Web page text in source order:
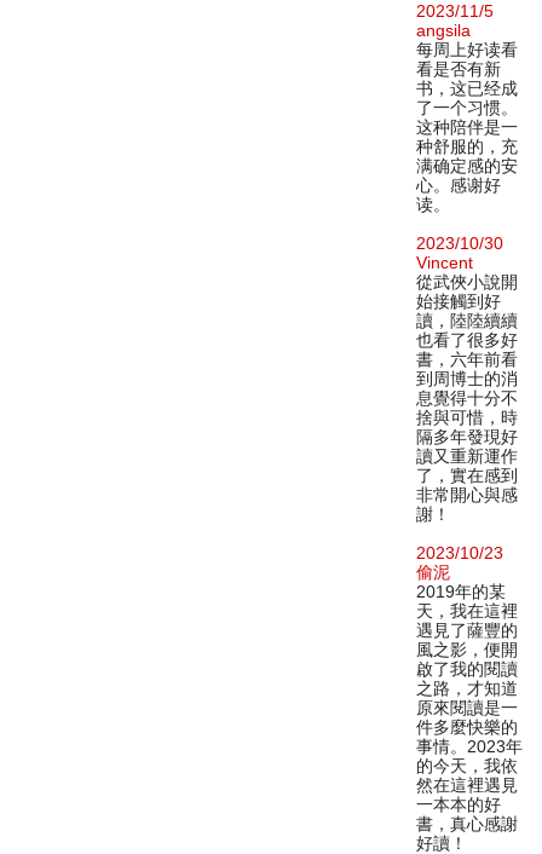
2023/11/5
angsila
每周上好读看
看是否有新
书，这已经成
了一个习惯。
这种陪伴是一
种舒服的，充
满确定感的安
心。感谢好
读。
2023/10/30
Vincent
從武俠小說開
始接觸到好
讀，陸陸續續
也看了很多好
書，六年前看
到周博士的消
息覺得十分不
捨與可惜，時
隔多年發現好
讀又重新運作
了，實在感到
非常開心與感
謝！
2023/10/23
偷泥
2019年的某
天，我在這裡
遇見了薩豐的
風之影，便開
啟了我的閱讀
之路，才知道
原來閱讀是一
件多麼快樂的
事情。2023年
的今天，我依
然在這裡遇見
一本本的好
書，真心感謝
好讀！